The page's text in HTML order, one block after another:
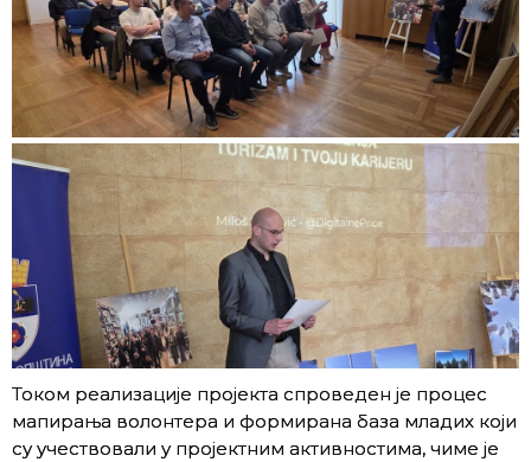
Током реализације пројекта спроведен је процес
мапирања волонтера и формирана база младих који
су учествовали у пројектним активностима, чиме је